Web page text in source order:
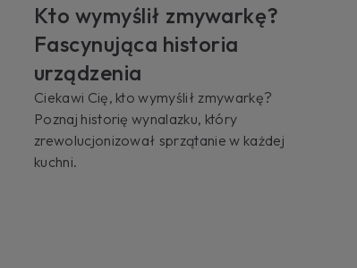
Kto wymyślił zmywarkę?
Fascynująca historia
urządzenia
Ciekawi Cię, kto wymyślił zmywarkę?
Poznaj historię wynalazku, który
zrewolucjonizował sprzątanie w każdej
kuchni.